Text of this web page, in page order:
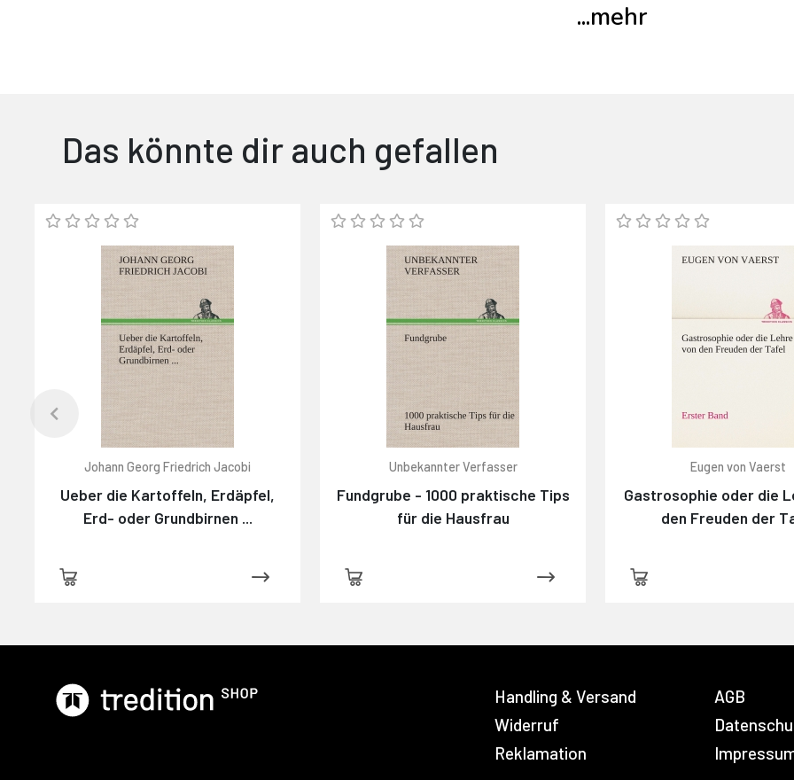
...mehr
Das könnte dir auch gefallen
Johann Georg Friedrich Jacobi
Ueber die Kartoffeln, Erdäpfel,
Erd- oder Grundbirnen ...
Unbekannter Verfasser
Fundgrube - 1000 praktische Tips
für die Hausfrau
Eugen von Vaerst
Gastrosophie oder die
den Freuden der
Handling & Versand
Widerruf
Reklamation
AGB